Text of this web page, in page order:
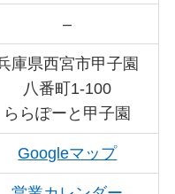
–
庫県西宮市甲子園
八番町1-100
ららぽーと甲子園
Googleマップ